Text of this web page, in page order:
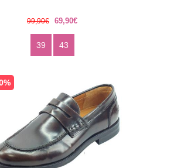
99,90€ 69,90€
39 43